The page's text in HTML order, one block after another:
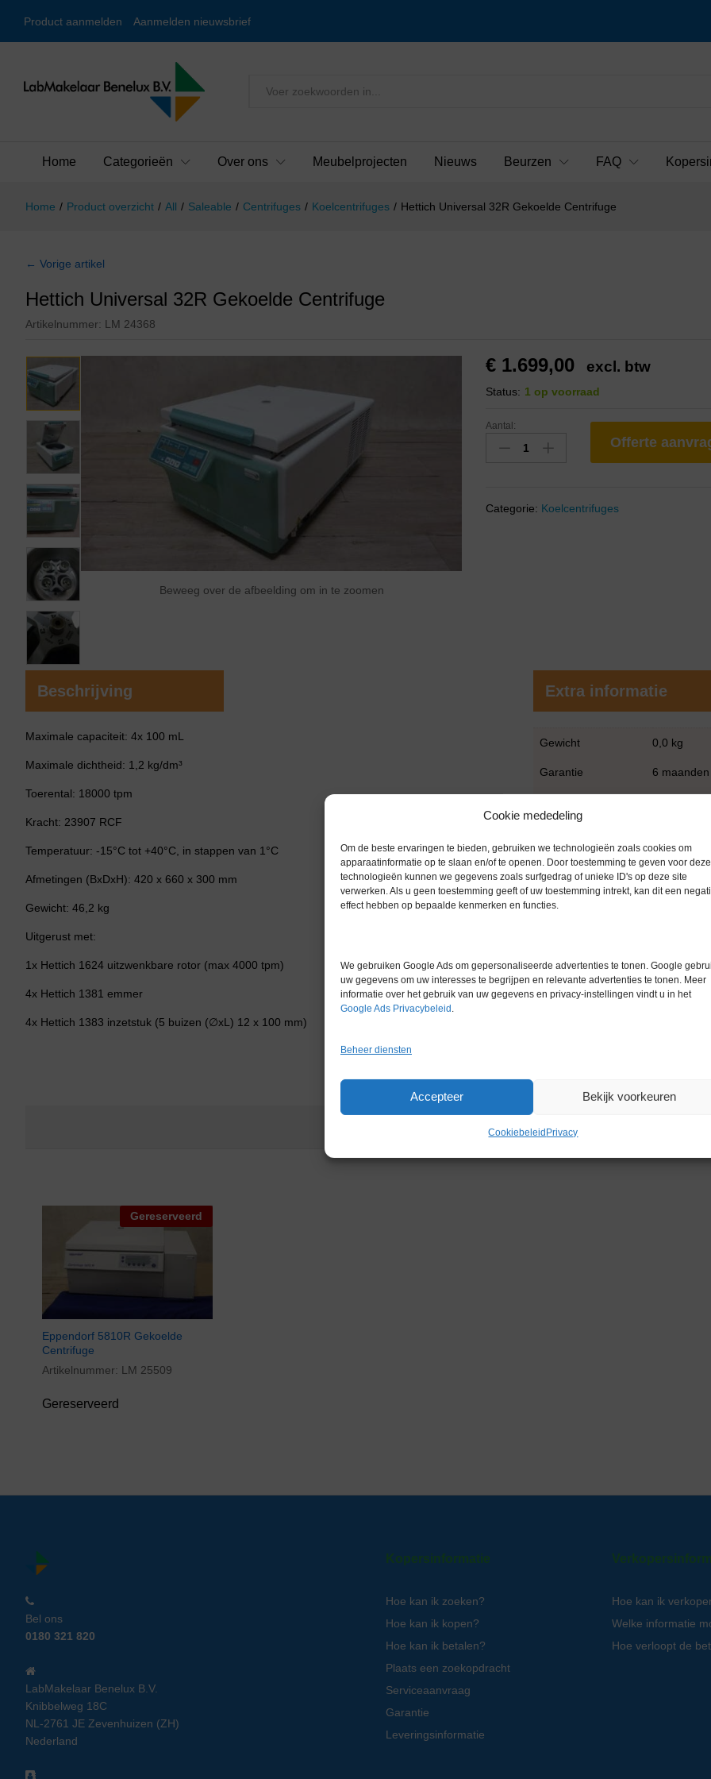
Cookie mededeling
Om de beste ervaringen te bieden, gebruiken we technologieën zoals cookies om
apparaatinformatie op te slaan en/of te openen. Door toestemming te geven voor deze
technologieën kunnen we gegevens zoals surfgedrag of unieke ID's op deze site
verwerken. Als u geen toestemming geeft of uw toestemming intrekt, kan dit een
effect hebben op bepaalde kenmerken en functies.
We gebruiken Google Ads om gepersonaliseerde advertenties te tonen. Google
uw gegevens om uw interesses te begrijpen en relevante advertenties te tonen. Meer
informatie over het gebruik van uw gegevens en privacy-instellingen vindt u in het
Google Ads Privacybeleid .
Beheer diensten
Accepteer Bekijk voorkeuren
CookiebeleidPrivacy
Product aanmelden Aanmelden nieuwsbrief
Alles
Home Categorieën Over ons Meubelprojecten Nieuws Beurzen FAQ
Home / Product overzicht / All / Saleable / Centrifuges / Koelcentrifuges / Hettich Universal 32R Gekoelde Centrifuge
← Vorige artikel
Hettich Universal 32R Gekoelde Centrifuge
Artikelnummer: LM 24368
Beweeg over de afbeelding om in te zoomen
€ 1.699,00 excl. btw
Status: 1 op voorraad
Aantal:
Offerte
Categorie: Koelcentrifuges
Beschrijving
Maximale capaciteit: 4x 100 mL
Maximale dichtheid: 1,2 kg/dm³
Toerental: 18000 tpm
Kracht: 23907 RCF
Temperatuur: -15°C tot +40°C, in stappen van 1°C
Afmetingen (BxDxH): 420 x 660 x 300 mm
Gewicht: 46,2 kg
Uitgerust met:
1x Hettich 1624 uitzwenkbare rotor (max 4000 tpm)
4x Hettich 1381 emmer
4x Hettich 1383 inzetstuk (5 buizen (∅xL) 12 x 100 mm)
Extra informatie
Gewicht 0,0 kg
Garantie 6 maanden
Gerelateerde producten
Gereserveerd
Eppendorf 5810R Gekoelde
Centrifuge
Artikelnummer: LM 25509
Gereserveerd
Bel ons
0180 321 820
LabMakelaar Benelux B.V.
Knibbelweg 18C
NL-2761 JE Zevenhuizen (ZH)
Nederland
Kopersinformatie
Hoe kan ik zoeken?
Hoe kan ik kopen?
Hoe kan ik betalen?
Plaats een zoekopdracht
Serviceaanvraag
Garantie
Leveringsinformatie
Hoe kan ik
Welke informatie
Hoe verloopt de